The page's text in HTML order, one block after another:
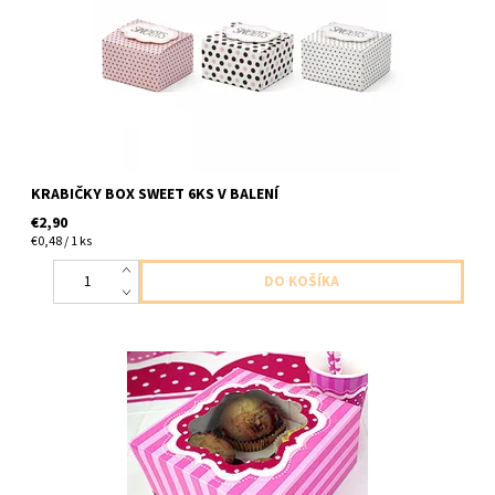
KRABIČKY BOX SWEET 6KS V BALENÍ
€2,90
€0,48 / 1 ks
papierove krabicky na mafinky/cupcake rizne drobnost ci
darceky 2ks v balení velkost 16x16x7,5cm